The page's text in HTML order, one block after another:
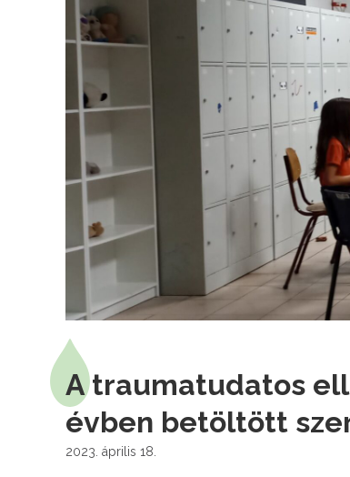
A traumatudatos
évben betöltött
2023. április 18.